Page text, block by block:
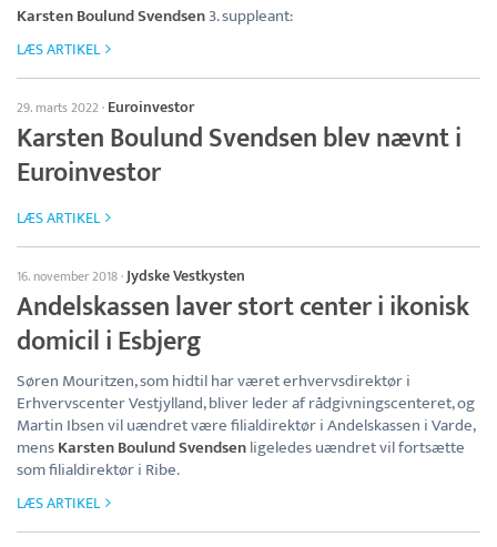
Karsten Boulund Svendsen3. suppleant:
LÆS ARTIKEL
29. marts 2022· Euroinvestor
Karsten Boulund Svendsen blev nævnt i
Euroinvestor
LÆS ARTIKEL
16. november 2018·Jydske Vestkysten
Andelskassen laver stort center i ikonisk
domicil i Esbjerg
Søren Mouritzen, som hidtil har været erhvervsdirektør i
Erhvervscenter Vestjylland, bliver leder af rådgivningscenteret, og
Martin Ibsen vil uændret være filialdirektør i Andelskassen i Varde,
mensKarsten Boulund Svendsenligeledes uændret vil fortsætte
som filialdirektør i Ribe.
LÆS ARTIKEL